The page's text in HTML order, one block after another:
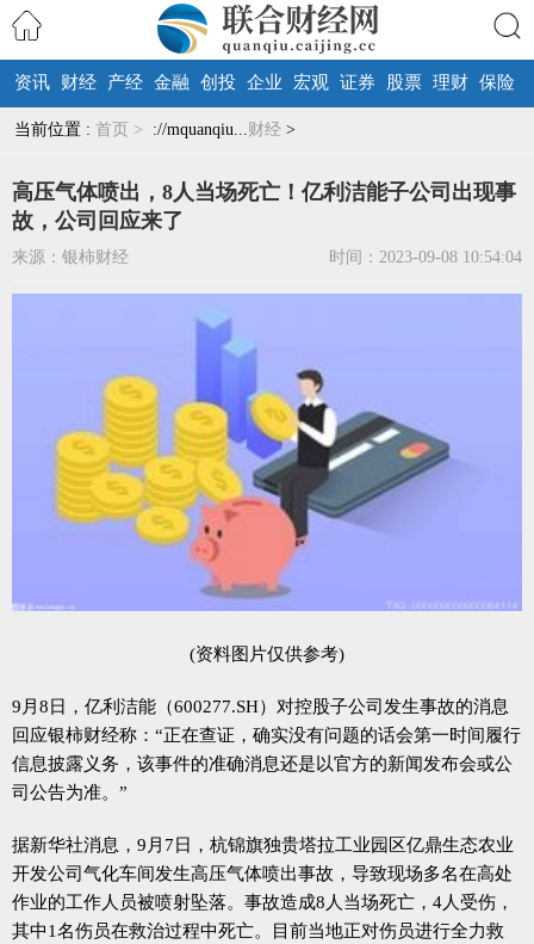
搜索
资讯 财经 产经 金融 创投 企业 宏观 证券 股票 理财 保险
当前位置 : 首页 > ://mquanqiu...财经 >
高压气体喷出，8人当场死亡！亿利洁能子公司出现事
故，公司回应来了
来源：银柿财经 时间：2023-09-08 10:54:04
(资料图片仅供参考)
9月8日，亿利洁能（600277.SH）对控股子公司发生事故的消息
回应银柿财经称：“正在查证，确实没有问题的话会第一时间履行
信息披露义务，该事件的准确消息还是以官方的新闻发布会或公
司公告为准。”
据新华社消息，9月7日，杭锦旗独贵塔拉工业园区亿鼎生态农业
开发公司气化车间发生高压气体喷出事故，导致现场多名在高处
作业的工作人员被喷射坠落。事故造成8人当场死亡，4人受伤，
其中1名伤员在救治过程中死亡。目前当地正对伤员进行全力救